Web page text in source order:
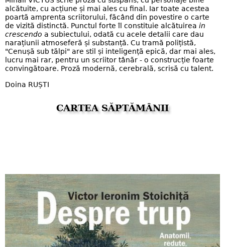
alcătuite, cu acțiune și mai ales cu final. Iar toate acestea
poartă amprenta scriitorului, făcând din povestire o carte
de vizită distinctă. Punctul forte îl constituie alcătuirea in
crescendo a subiectului, odată cu acele detalii care dau
narațiunii atmoseferă și substanță. Cu tramă polițistă,
"Cenușă sub tălpi" are stil și inteligență epică, dar mai ales,
lucru mai rar, pentru un scriitor tânăr - o construcție foarte
convingătoare. Proză modernă, cerebrală, scrisă cu talent.
Doina RUȘTI
CARTEA SĂPTĂMÂNII